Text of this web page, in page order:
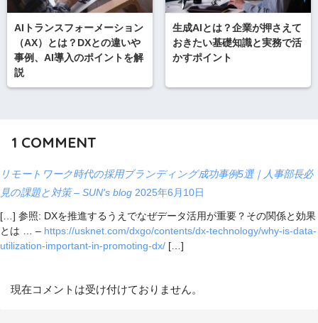
AIトランスフォーメーション
（AX）とは？DXとの違いや
事例、AI導入のポイントを解
説
生成AIとは？企業が押さえて
おきたい基礎知識と実務で活
かすポイント
1 COMMENT
リモートワーク時代の採用ブランディング成功事例5選｜人事部長必
見の課題と対策 – SUN's blog 2025年6月10日
[…] 参照: DXを推進するうえでなぜデータ活用が重要？その関係と効果
とは … – https://usknet.com/dxgo/contents/dx-technology/why-is-data-
utilization-important-in-promoting-dx/ […]
現在コメントは受け付けておりません。